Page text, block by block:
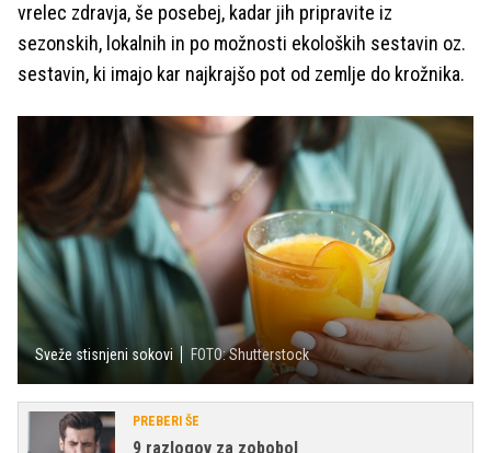
vrelec zdravja, še posebej, kadar jih pripravite iz
sezonskih, lokalnih in po možnosti ekoloških sestavin oz.
sestavin, ki imajo kar najkrajšo pot od zemlje do krožnika.
Sveže stisnjeni sokovi FOTO: Shutterstock
PREBERI ŠE
9 razlogov za zobobol